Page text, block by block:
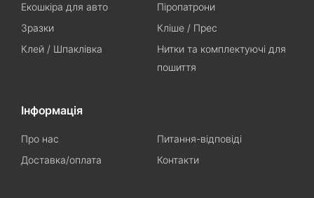
Екошкіра для авто
Піропатрони
Зразки
Кліше / Прес
Клей / Шпаклівка
Нитки та комплектуючі для
пошиття
Інформація
Про нас
Питання-відповіді
Доставка/оплата
Контакти